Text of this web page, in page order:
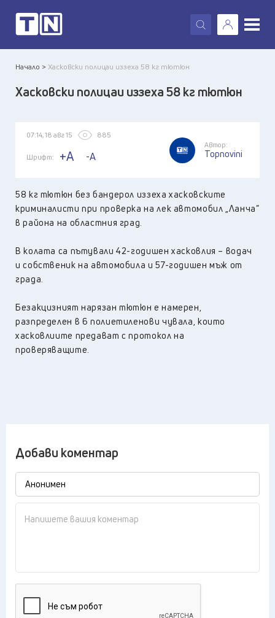
X
Начало >Хасковски полицаи иззеха 58 кг тютюн
Хасковски полицаи иззеха 58 кг тютюн
07:14, 18 авг 15 885
Шрифт: +A -A
Автор:
Topnovini
58 кг тютюн без бандерол иззеха хасковските
криминалисти при проверка на лек автомобил „Ланча”
в района на областния град.
В колата са пътували 42-годишен хасковлия – водач
и собственик на автомобила и 57-годишен мъж от
града.
Безакцизният нарязан тютюн е намерен,
разпределен в 6 полиетиленови чувала, които
хасковлиите предават с протокол на
проверяващите.
Добави коментар